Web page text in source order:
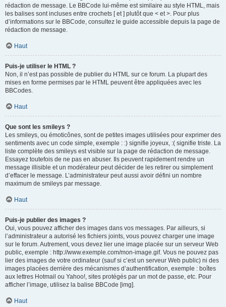
rédaction de message. Le BBCode lui-même est similaire au style HTML, mais
les balises sont incluses entre crochets [ et ] plutôt que < et >. Pour plus
d’informations sur le BBCode, consultez le guide accessible depuis la page de
rédaction de message.
Haut
Puis-je utiliser le HTML ?
Non, il n’est pas possible de publier du HTML sur ce forum. La plupart des
mises en forme permises par le HTML peuvent être appliquées avec les
BBCodes.
Haut
Que sont les smileys ?
Les smileys, ou émoticônes, sont de petites images utilisées pour exprimer des
sentiments avec un code simple, exemple : :) signifie joyeux, :( signifie triste. La
liste complète des smileys est visible sur la page de rédaction de message.
Essayez toutefois de ne pas en abuser. Ils peuvent rapidement rendre un
message illisible et un modérateur peut décider de les retirer ou simplement
d’effacer le message. L’administrateur peut aussi avoir défini un nombre
maximum de smileys par message.
Haut
Puis-je publier des images ?
Oui, vous pouvez afficher des images dans vos messages. Par ailleurs, si
l’administrateur a autorisé les fichiers joints, vous pouvez charger une image
sur le forum. Autrement, vous devez lier une image placée sur un serveur Web
public, exemple : http://www.exemple.com/mon-image.gif. Vous ne pouvez pas
lier des images de votre ordinateur (sauf si c’est un serveur Web public) ni des
images placées derrière des mécanismes d’authentification, exemple : boîtes
aux lettres Hotmail ou Yahoo!, sites protégés par un mot de passe, etc. Pour
afficher l’image, utilisez la balise BBCode [img].
Haut